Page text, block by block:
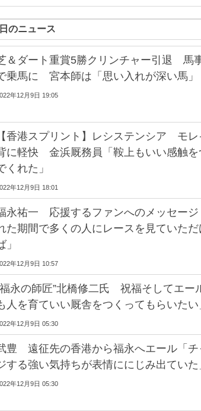
のニュース
＆ダート重賞5勝クリンチャー引退 馬
乗馬に 宮本師は「思い入れが深い馬」
年12月9日 19:05
【香港スプリント】レシステンシア モレ
に軽快 金浜厩務員「鞍上もいい感触を
くれた」
年12月9日 18:01
永祐一 応援するファンへのメッセージ
た期間で多くの人にレースを見ていただ
」
年12月9日 10:57
永の師匠”北橋修二氏 祝福そしてエー
人を育ていい厩舎をつくってもらいたい
年12月9日 05:30
豊 遠征先の香港から福永へエール「チ
する強い気持ちが表情ににじみ出ていた
年12月9日 05:30